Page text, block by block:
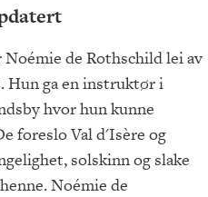
de Rothschild lei av
ga en instruktør i
hvor hun kunne
foreslo Val d'Isère og
solskinn og slake
Noémie de